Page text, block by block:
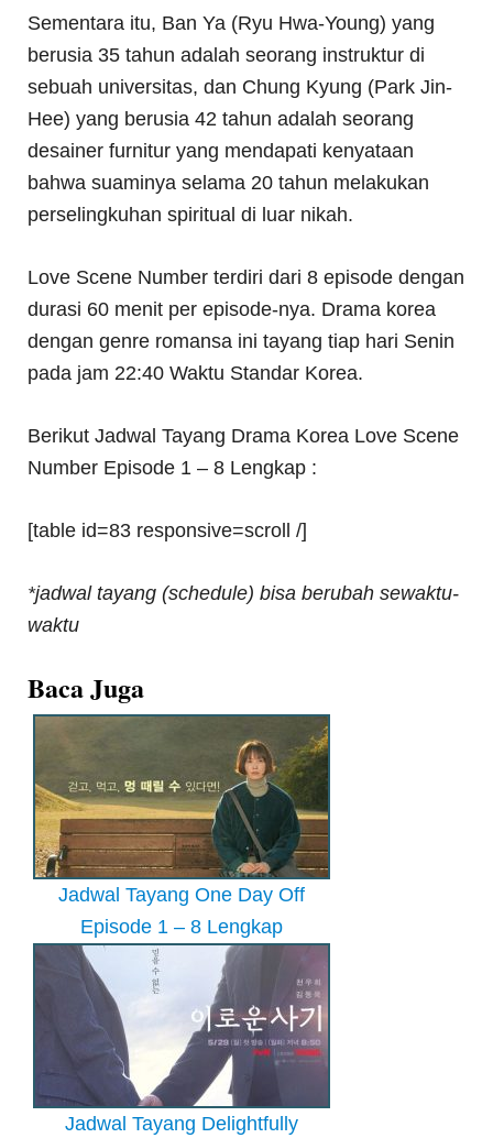
Sementara itu, Ban Ya (Ryu Hwa-Young) yang
berusia 35 tahun adalah seorang instruktur di
sebuah universitas, dan Chung Kyung (Park Jin-
Hee) yang berusia 42 tahun adalah seorang
desainer furnitur yang mendapati kenyataan
bahwa suaminya selama 20 tahun melakukan
perselingkuhan spiritual di luar nikah.
Love Scene Number terdiri dari 8 episode dengan
durasi 60 menit per episode-nya. Drama korea
dengan genre romansa ini tayang tiap hari Senin
pada jam 22:40 Waktu Standar Korea.
Berikut Jadwal Tayang Drama Korea Love Scene
Number Episode 1 – 8 Lengkap :
[table id=83 responsive=scroll /]
*jadwal tayang (schedule) bisa berubah sewaktu-
waktu
Baca Juga
Jadwal Tayang One Day Off
Episode 1 – 8 Lengkap
Jadwal Tayang Delightfully